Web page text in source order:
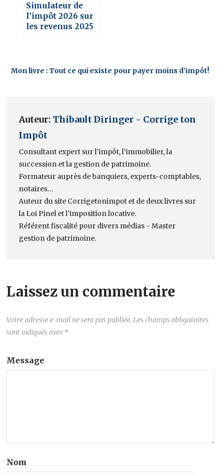
Simulateur de
l’impôt 2026 sur
les revenus 2025
Mon livre : Tout ce qui existe pour payer moins d’impôt!
Auteur: Thibault Diringer - Corrige ton
Impôt
Consultant expert sur l’impôt, l’immobilier, la
succession et la gestion de patrimoine.
Formateur auprès de banquiers, experts-comptables,
notaires…
Auteur du site Corrigetonimpot et de deux livres sur
la Loi Pinel et l’imposition locative.
Référent fiscalité pour divers médias - Master
gestion de patrimoine.
Laissez un commentaire
Votre adresse e-mail ne sera pas publiée. Les champs obligatoires
sont indiqués avec *
Message
Nom